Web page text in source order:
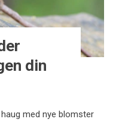
din
med nye blomster